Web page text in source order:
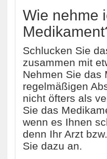
Wie nehme
Schlucken Sie
zusammen mit
Nehmen Sie das
regelmäßigen
nicht öfters als
Sie das
wenn es Ihnen
denn Ihr Arzt
Sie dazu an.